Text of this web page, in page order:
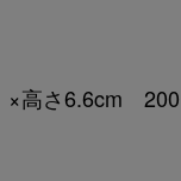
×高さ6.6cm